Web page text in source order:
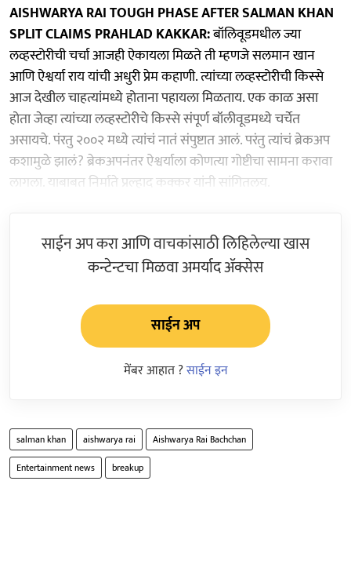
AISHWARYA RAI TOUGH PHASE AFTER SALMAN KHAN
SPLIT CLAIMS PRAHLAD KAKKAR:बॉलिवूडमधील ज्या
लव्हस्टोरीची चर्चा आजही ऐकायला मिळते ती म्हणजे सलमान खान
आणि ऐश्वर्या राय यांची अधुरी प्रेम कहाणी. त्यांच्या लव्हस्टोरीची किस्से
आज देखील चाहत्यांमध्ये होताना पहायला मिळताय. एक काळ असा
होता जेव्हा त्यांच्या लव्हस्टोरीचे किस्से संपूर्ण बॉलीवूडमध्ये चर्चेत
असायचे. पंरतु २००२ मध्ये त्यांचं नातं संपुष्टात आलं. परंतु त्यांचं ब्रेकअप
कशामुळे झालं? ब्रेकअपनंतर ऐश्वर्याला कोणत्या गोष्टीचा सामना करावा
लागला. याबाबत निर्माते प्रल्हाद कक्कर यांनी सांगितलय.
साईन अप करा आणि वाचकांसाठी लिहिलेल्या खास
कन्टेन्टचा मिळवा अमर्याद ॲक्सेस
साईन अप
मेंबर आहात ?साईन इन
salman khan aishwarya rai
Aishwarya Rai Bachchan
Entertainment news
breakup